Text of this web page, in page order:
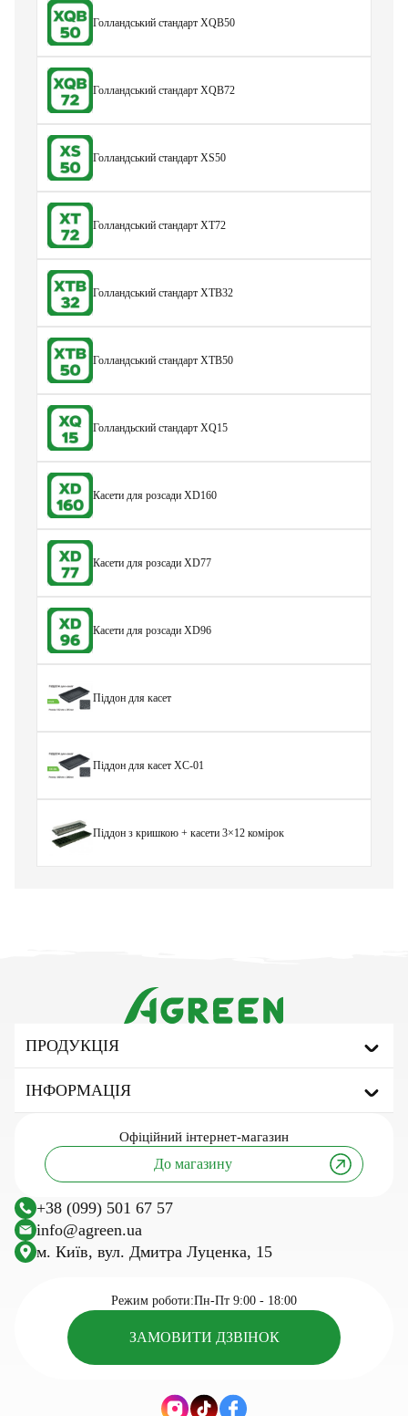
Голландський стандарт XQB50
Голландський стандарт XQB72
Голландський стандарт XS50
Голландський стандарт XT72
Голландський стандарт XTB32
Голландський стандарт XTB50
Голландьский стандарт XQ15
Касети для розсади XD160
Касети для розсади XD77
Касети для розсади XD96
Піддон для касет
Піддон для касет ХС-01
Піддон з кришкою + касети 3×12 комірок
Офіційний інтернет-магазин
До магазину
ПРОДУКЦІЯ
Агроволокно
Мульчуюче агроволокно
Сітка затіняюча
Тенти тарпаулінові
Агротканина
Сітка шпалерна
Шпалерний дріт
Касети для розсади
ІНФОРМАЦІЯ
Корисні статті та поради
Інновації та технології
Дослідження
Посівний календар
+38 (099) 501 67 57
info@agreen.ua
м. Київ, вул. Дмитра Луценка, 15
Режим роботи:Пн-Пт 9:00 - 18:00
ЗАМОВИТИ ДЗВІНОК